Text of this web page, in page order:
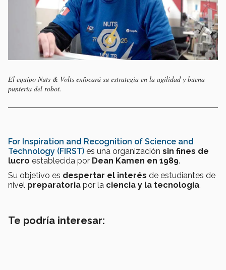
El equipo Nuts & Volts enfocará su estrategia en la agilidad y buena
puntería del robot.
For Inspiration and Recognition of Science and
Technology (FIRST) es una organización sin fines de
lucro establecida por Dean Kamen en 1989.
Su objetivo es despertar el interés de estudiantes de
nivel preparatoria por la ciencia y la tecnología.
Te podría interesar: